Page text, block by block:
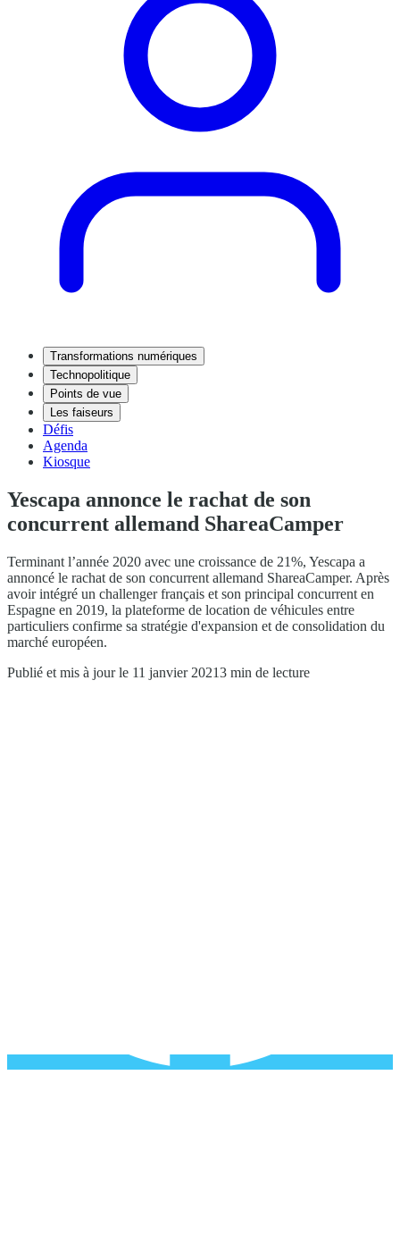
Transformations numériques
Technopolitique
Points de vue
Les faiseurs
Défis
Agenda
Kiosque
Yescapa annonce le rachat de son
concurrent allemand ShareaCamper
Terminant l’année 2020 avec une croissance de 21%, Yescapa a
annoncé le rachat de son concurrent allemand ShareaCamper. Après
avoir intégré un challenger français et son principal concurrent en
Espagne en 2019, la plateforme de location de véhicules entre
particuliers confirme sa stratégie d'expansion et de consolidation du
marché européen.
Publié et mis à jour le 11 janvier 20213 min de lecture